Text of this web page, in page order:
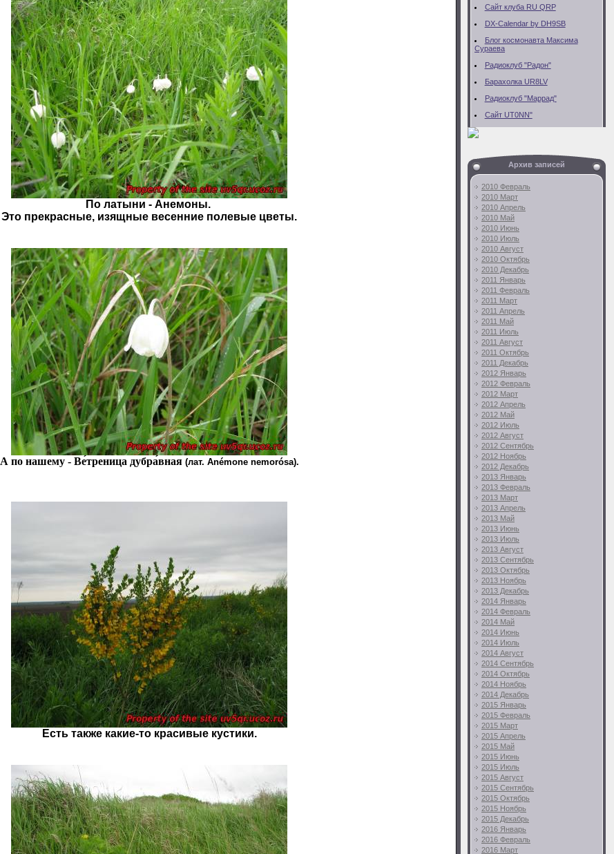
По латыни - Анемоны.
Это прекрасные, изящные весенние полевые цветы.
А по нашему - Ве́треница дубра́вная(лат. Anémone nemorósa).
Есть также какие-то красивые кустики.
Сайт клуба RU QRP
DX-Calendar by DH9SB
Блог космонавта Максима
Сураева
Радиоклуб "Радон"
Барахолка UR8LV
Радиоклуб "Маррад"
Сайт UT0NN"
Архив записей
2010 Февраль
2010 Март
2010 Апрель
2010 Май
2010 Июнь
2010 Июль
2010 Август
2010 Октябрь
2010 Декабрь
2011 Январь
2011 Февраль
2011 Март
2011 Апрель
2011 Май
2011 Июль
2011 Август
2011 Октябрь
2011 Декабрь
2012 Январь
2012 Февраль
2012 Март
2012 Апрель
2012 Май
2012 Июль
2012 Август
2012 Сентябрь
2012 Ноябрь
2012 Декабрь
2013 Январь
2013 Февраль
2013 Март
2013 Апрель
2013 Май
2013 Июнь
2013 Июль
2013 Август
2013 Сентябрь
2013 Октябрь
2013 Ноябрь
2013 Декабрь
2014 Январь
2014 Февраль
2014 Май
2014 Июнь
2014 Июль
2014 Август
2014 Сентябрь
2014 Октябрь
2014 Ноябрь
2014 Декабрь
2015 Январь
2015 Февраль
2015 Март
2015 Апрель
2015 Май
2015 Июнь
2015 Июль
2015 Август
2015 Сентябрь
2015 Октябрь
2015 Ноябрь
2015 Декабрь
2016 Январь
2016 Февраль
2016 Март